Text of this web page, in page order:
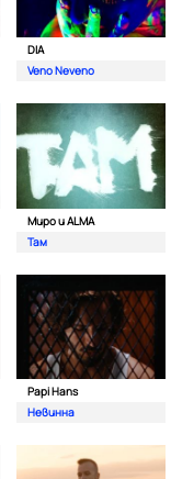
DIA
Veno Neveno
Миро и ALMA
Там
Papi Hans
Невинна